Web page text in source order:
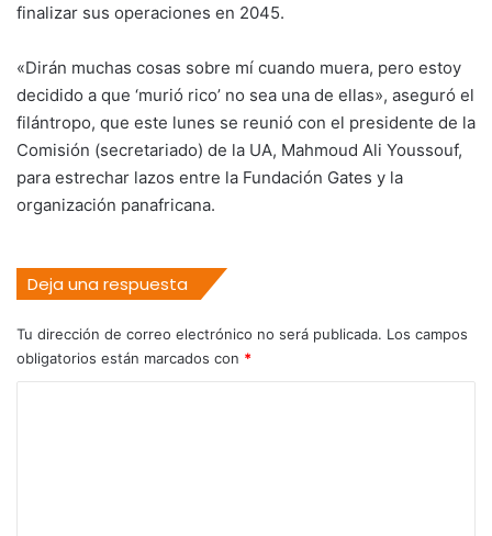
finalizar sus operaciones en 2045.
«Dirán muchas cosas sobre mí cuando muera, pero estoy
decidido a que ‘murió rico’ no sea una de ellas», aseguró el
filántropo, que este lunes se reunió con el presidente de la
Comisión (secretariado) de la UA, Mahmoud Ali Youssouf,
para estrechar lazos entre la Fundación Gates y la
organización panafricana.
Deja una respuesta
Tu dirección de correo electrónico no será publicada. Los campos
obligatorios están marcados con *